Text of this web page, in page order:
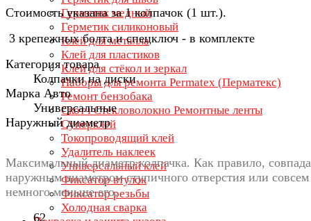
Герметик медный
Герметик силиконовый
Клей для металла
Клей для пластиков
Клей для стёкол и зеркал
Наборы для ремонта Permatex (Перматекс)
Ремонт бензобака
Скотч Стекловолокно Ремонтные ленты
Суперклей
Токопроводящий клей
Удалитель наклеек
Универсальный клей
Фиксатор втулок
Фиксатор резьбы
Холодная сварка
Стоимость указана за 1 колпачок (1 шт.).
3 крепежных болта и спецключ - в комплекте
Категория товара
Колпачки на диски
Марка Авто
Универсальные
Наружный диаметр
Максимальный диаметр колпачка. Как правило,
наружным диаметром ступичного отверстия или совсем
немного меньше его.
62